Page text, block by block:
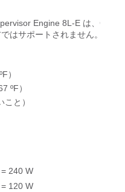
Engine 8L-E は、
はサポートされません。最
）
ºF）
と）
240 W
120 W